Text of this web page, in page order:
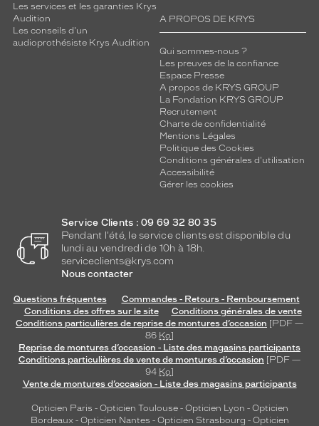
Les services et les garanties Krys
Audition
Les conseils d'un
audioprothésiste Krys Audition
A PROPOS DE KRYS
Qui sommes-nous ?
Les preuves de la confiance
Espace Presse
A propos de KRYS GROUP
La Fondation KRYS GROUP
Recrutement
Charte de confidentialité
Mentions Légales
Politique des Cookies
Conditions générales d'utilisation
Accessibilité
Gérer les cookies
Service Clients : 09 69 32 80 35
Pendant l'été, le service clients est disponible du
lundi au vendredi de 10h à 18h.
serviceclients@krys.com
Nous contacter
Questions fréquentes
Commandes - Retours - Remboursement
Conditions des offres sur le site
Conditions générales de vente
Conditions particulières de reprise de montures d’occasion [PDF —
86 Ko]
Reprise de montures d’occasion - Liste des magasins participants
Conditions particulières de vente de montures d’occasion [PDF —
94 Ko]
Vente de montures d’occasion - Liste des magasins participants
Opticien Paris - Opticien Toulouse- Opticien Lyon - Opticien
Bordeaux- Opticien Nantes - Opticien Strasbourg - Opticien